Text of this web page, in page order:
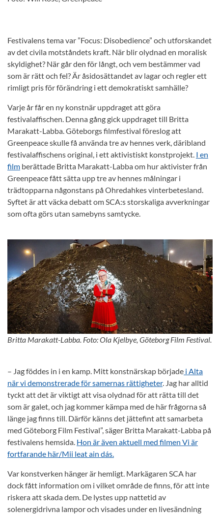
Festivalens tema var ”Focus: Disobedience” och utforskandet
av det civila motståndets kraft. När blir olydnad en moralisk
skyldighet? När går den för långt, och vem bestämmer vad
som är rätt och fel? Är åsidosättandet av lagar och regler ett
rimligt pris för förändring i ett demokratiskt samhälle?
Varje år får en ny konstnär uppdraget att göra
festivalaffischen. Denna gång gick uppdraget till Britta
Marakatt-Labba. Göteborgs filmfestival föreslog att
Greenpeace skulle få använda tre av hennes verk, däribland
festivalaffischens original, i ett aktivistiskt konstprojekt. I en
film berättade Britta Marakatt-Labba om hur aktivister från
Greenpeace fått sätta upp tre av hennes målningar i
trädtopparna någonstans på Ohredahkes vinterbetesland.
Syftet är att väcka debatt om SCA:s storskaliga avverkningar
som ofta görs utan samebyns samtycke.
Britta Marakatt-Labba. Foto: Ola Kjelbye, Göteborg Film Festival.
– Jag föddes in i en kamp. Mitt konstnärskap började i Alta
när vi demonstrerade för samernas rättigheter. Jag har alltid
tyckt att det är viktigt att visa olydnad för att rätta till det
som är galet, och jag kommer kämpa med de här frågorna så
länge jag finns till. Därför känns det jättefint att samarbeta
med Göteborg Film Festival”, säger Britta Marakatt-Labba på
festivalens hemsida. Hon är även aktuell med filmen Vi är
fortfarande här/Mii leat ain dás.
Var konstverken hänger är hemligt. Markägaren SCA har
dock fått information om i vilket område de finns, för att inte
riskera att skada dem. De lystes upp nattetid av
solenergidrivna lampor och visades under en livesändning